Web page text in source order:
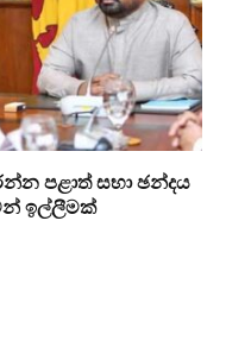
පළාත් සභා ඡන්දය
ඉල්ලීමක්